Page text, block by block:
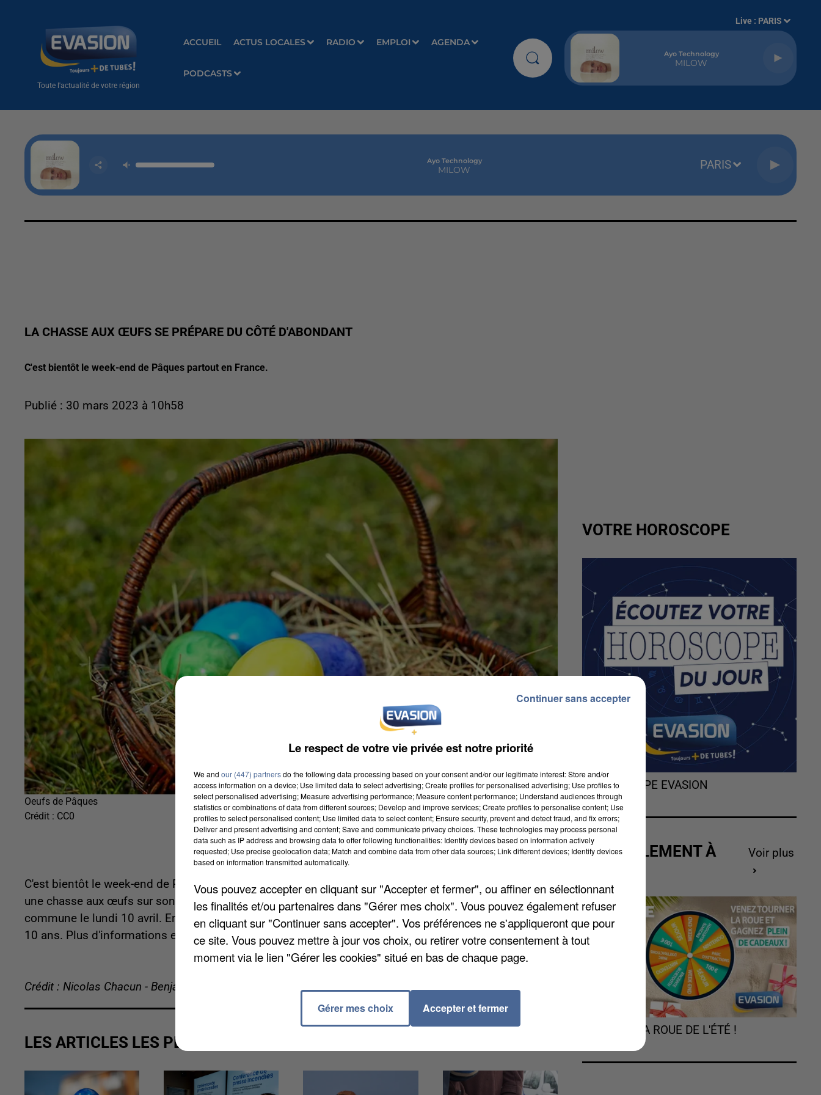
Toute l'actualité de votre région
ACCUEIL ACTUS LOCALES RADIO EMPLOI AGENDA
PODCASTS
Live : PARIS
Ayo Technology
MILOW
Ayo Technology
MILOW PARIS
LA CHASSE AUX ŒUFS SE PRÉPARE DU CÔTÉ D'ABONDANT
C'est bientôt le week-end de Pâques partout en France.
Publié : 30 mars 2023 à 10h58
Oeufs de Pâques
Crédit : CC0
C'est bientôt le week-end de Pâques partout en France. Pour l'occasion, la commune vous convie pour
une chasse aux œufs sur son territoire. L'opération devrait prendre place autour du cirque de la
commune le lundi 10 avril. En revanche, c'est uniquement sur réservation et pour les enfants âgés de
10 ans. Plus d'informations et inscriptions auprès du 06 77 22 99 77.
Crédit : Nicolas Chacun - Benjamin Swiniarski
LES ARTICLES LES PLUS VUS
VOTRE HOROSCOPE
L'HOROSCOPE EVASION
ACTUELLEMENT À
Voir plus
TOURNEZ LA ROUE DE L'ÉTÉ !
Le respect de votre vie privée est notre priorité
We and our (447) partnersdo the following data processing based on your consent and/or our legitimate interest: Store and/or
access information on a device; Use limited data to select advertising; Create profiles for personalised advertising; Use profiles to
select personalised advertising; Measure advertising performance; Measure content performance; Understand audiences through
statistics or combinations of data from different sources; Develop and improve services; Create profiles to personalise content; Use
profiles to select personalised content; Use limited data to select content; Ensure security, prevent and detect fraud, and fix errors;
Deliver and present advertising and content; Save and communicate privacy choices. These technologies may process personal
data such as IP address and browsing data to offer following functionalities: Identify devices based on information actively
requested; Use precise geolocation data; Match and combine data from other data sources; Link different devices; Identify devices
based on information transmitted automatically.
Vous pouvez accepter en cliquant sur "Accepter et fermer", ou affiner en sélectionnant
les finalités et/ou partenaires dans "Gérer mes choix". Vous pouvez également refuser
en cliquant sur "Continuer sans accepter". Vos préférences ne s'appliqueront que pour
ce site. Vous pouvez mettre à jour vos choix, ou retirer votre consentement à tout
moment via le lien "Gérer les cookies" situé en bas de chaque page.
Gérer mes choix Accepter et fermer
Continuer sans accepter